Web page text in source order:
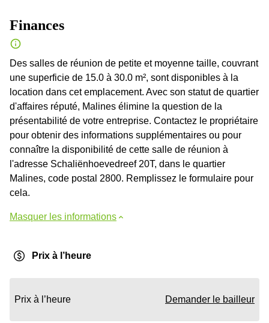
Finances
Des salles de réunion de petite et moyenne taille, couvrant
une superficie de 15.0 à 30.0 m², sont disponibles à la
location dans cet emplacement. Avec son statut de quartier
d'affaires réputé, Malines élimine la question de la
présentabilité de votre entreprise. Contactez le propriétaire
pour obtenir des informations supplémentaires ou pour
connaître la disponibilité de cette salle de réunion à
l'adresse Schaliënhoevedreef 20T, dans le quartier
Malines, code postal 2800. Remplissez le formulaire pour
cela.
Masquer les informations
Prix à l’heure
Prix à l’heure Demander le bailleur